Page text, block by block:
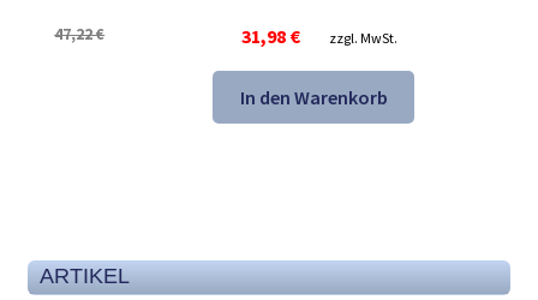
47,22€
Ursprünglicher
war:
47,22 €
31,98 €
Aktueller
ist:
31,98 €.
zzgl. MwSt.
In den Warenkorb
ARTIKEL